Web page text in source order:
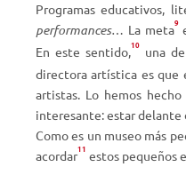
Programas educativos,
performances… La meta9
En este sentido,10 una
directora artística es que
artistas. Lo hemos
interesante: estar delante
Como es un museo más
acordar11 estos pequeños